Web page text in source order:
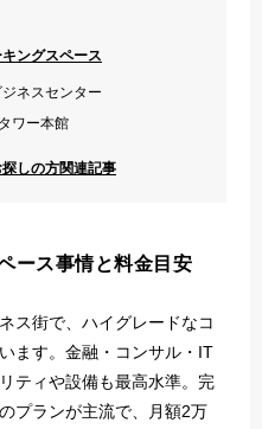
ングスペース
ネスセンター
ワー本館
しの方関連記事
ース事情と料金目安
ス街で、ハイグレードなコ
ます。金融・コンサル・IT
ティや設備も最高水準。完
プランが主流で、月額2万